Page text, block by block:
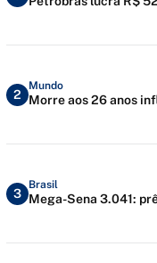
2
Mundo
Morre aos 26 anos
3
Brasil
Mega-Sena 3.041: